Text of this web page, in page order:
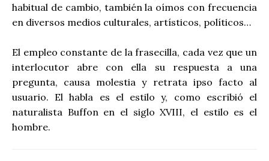
habitual de cambio, también la oímos con frecuencia
en diversos medios culturales, artísticos, políticos…
El empleo constante de la frasecilla, cada vez que un
interlocutor abre con ella su respuesta a una
pregunta, causa molestia y retrata ipso facto al
usuario. El habla es el estilo y, como escribió el
naturalista Buffon en el siglo XVIII, el estilo es el
hombre.